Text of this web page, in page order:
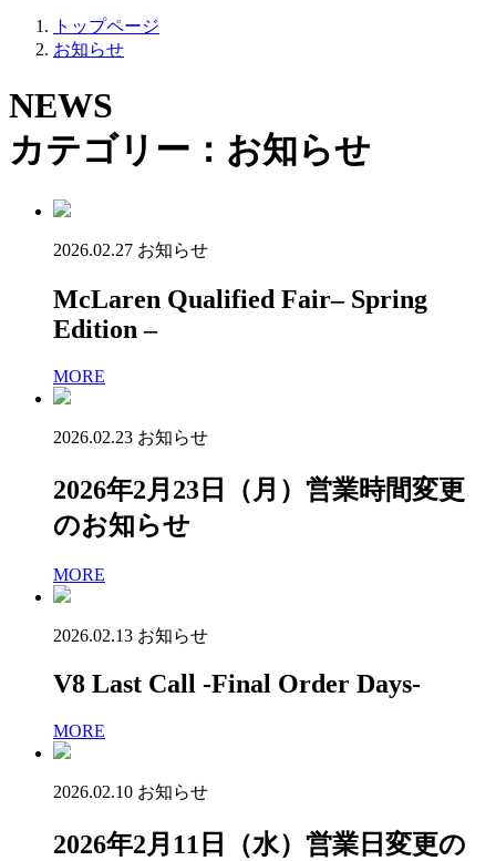
トップページ
お知らせ
NEWS
カテゴリー：お知らせ
2026.02.27 お知らせ
McLaren Qualified Fair– Spring
Edition –
MORE
2026.02.23 お知らせ
2026年2月23日（月）営業時間変更
のお知らせ
MORE
2026.02.13 お知らせ
V8 Last Call -Final Order Days-
MORE
2026.02.10 お知らせ
2026年2月11日（水）営業日変更の